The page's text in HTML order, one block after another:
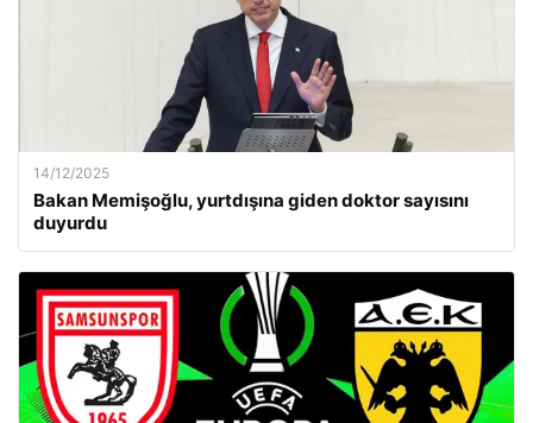
14/12/2025
Bakan Memişoğlu, yurtdışına giden doktor sayısını
duyurdu